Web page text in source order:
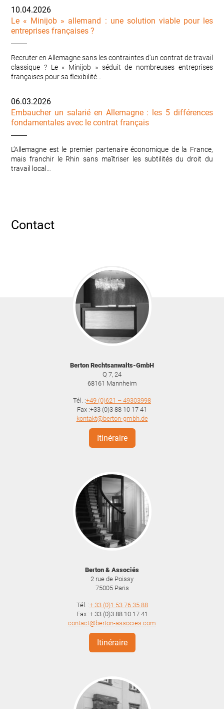
10.04.2026
Le « Minijob » allemand : une solution viable pour les
entreprises françaises ?
Recruter en Allemagne sans les contraintes d'un contrat de travail
classique ? Le « Minijob » séduit de nombreuses entreprises
françaises pour sa flexibilité…
06.03.2026
Embaucher un salarié en Allemagne : les 5 différences
fondamentales avec le contrat français
L’Allemagne est le premier partenaire économique de la France,
mais franchir le Rhin sans maîtriser les subtilités du droit du
travail local…
Contact
Berton Rechtsanwalts-GmbH
Q 7, 24
68161 Mannheim
Tél. :+49 (0)621 – 49303998
Fax :+33 (0)3 88 10 17 41
kontakt@berton-gmbh.de
Itinéraire
Berton & Associés
2 rue de Poissy
75005 Paris
Tél. :+ 33 (0)1 53 76 35 88
Fax :+ 33 (0)3 88 10 17 41
contact@berton-associes.com
Itinéraire